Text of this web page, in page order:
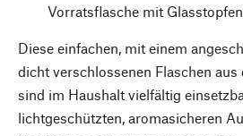
Vorratsflasche mit
Diese einfachen, mit einem
dicht verschlossenen Flaschen
sind im Haushalt vielfältig
lichtgeschützten, aromasicheren